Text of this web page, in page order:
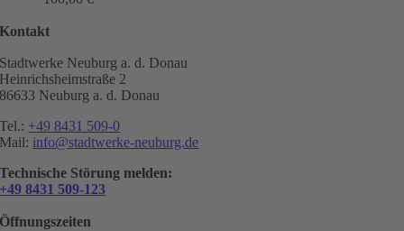
Kontakt
Stadtwerke Neuburg a. d. Donau
Heinrichsheimstraße 2
86633 Neuburg a. d. Donau
Tel.: +49 8431 509-0
Mail: info@stadtwerke-neuburg.de
Technische Störung melden:
+49 8431 509-123
Öffnungszeiten